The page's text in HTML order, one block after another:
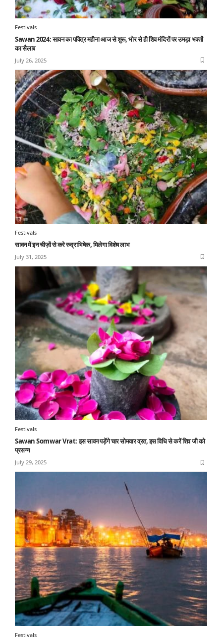
Festivals
Sawan 2024: सावन का पवित्र महीना आज से शुरू, भोर से ही शिव मंदिरों पर उमड़ा भक्तों
का सैलाब
July 26, 2025
Festivals
सावन में इन चीज़ों से करे रुद्राभिषेक, मिलेगा विशेष लाभ
July 31, 2025
Festivals
Sawan Somwar Vrat: इस सावन पड़ेंगे चार सोमवार व्रत, इस विधि से करें शिव जी को
प्रसन्न
July 29, 2025
Festivals